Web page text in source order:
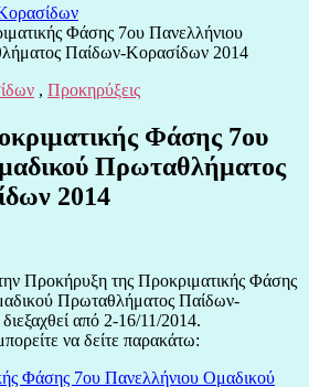
Φάσης 7ου Πανελλήνιου
Παίδων-Κορασίδων 2014
, Προκηρύξεις
Φάσης 7ου
Πρωταθλήματος
2014
Προκήρυξη της Προκριματικής Φάσης
Πρωταθλήματος Παίδων-
από 2-16/11/2014.
να δείτε παρακάτω:
Φάσης 7ου Πανελλήνιου Ομαδικού